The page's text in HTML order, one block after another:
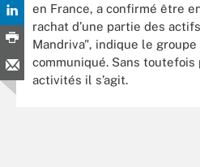
en France, a confirmé être
rachat d’une partie des
Mandriva", indique le
communiqué. Sans
activités il s’agit.